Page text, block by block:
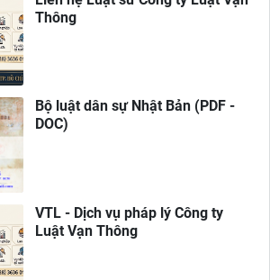
Thông
Bộ luật dân sự Nhật Bản (PDF -
DOC)
VTL - Dịch vụ pháp lý Công ty
Luật Vạn Thông